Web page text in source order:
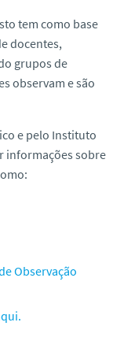
tem como base
docentes,
grupos de
observam e são
e pelo Instituto
informações sobre
Observação